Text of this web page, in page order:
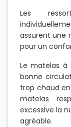
Les
assurent une
pour un
Le matelas à
bonne
trop chaud
matelas
excessive la
agréable.